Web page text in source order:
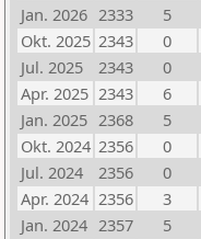
Jan. 2026 2333 5
Okt. 2025 2343 0
Jul. 2025
2343 0
Apr. 2025 2343 6
Jan. 2025 2368 5
Okt. 2024 2356 0
Jul. 2024
2356 0
Apr. 2024 2356 3
Jan. 2024 2357 5